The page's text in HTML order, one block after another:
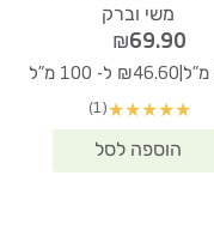
משי וברק
₪69.90
₪46.60 ל- 100 מ"ל
★
★
★
★
★
(1)